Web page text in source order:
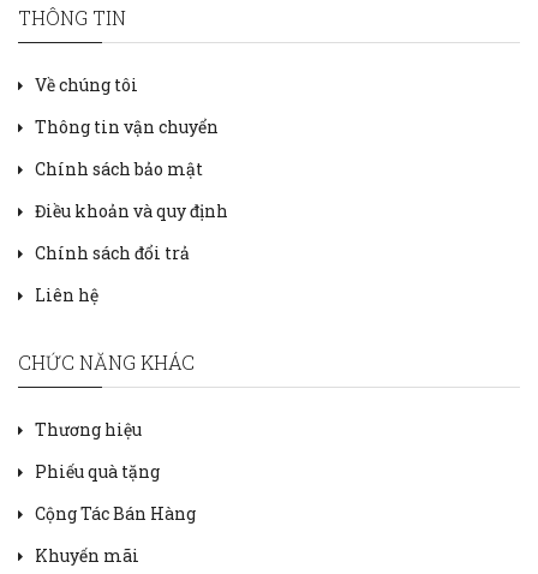
THÔNG TIN
Về chúng tôi
Thông tin vận chuyển
Chính sách bảo mật
Điều khoản và quy định
Chính sách đổi trả
Liên hệ
CHỨC NĂNG KHÁC
Thương hiệu
Phiếu quà tặng
Cộng Tác Bán Hàng
Khuyến mãi